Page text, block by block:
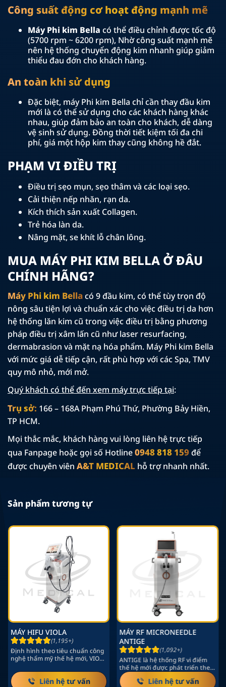
Công suất động cơ hoạt động mạnh mẽ
Máy Phi kim Bella có thể điều chỉnh được tốc độ
(5700 rpm ~ 6200 rpm), Nhờ công suất mạnh mẽ
nên hệ thống chuyển động kim nhanh giúp giảm
thiểu đau đớn cho khách hàng.
An toàn khi sử dụng
Đặc biệt, máy Phi kim Bella chỉ cần thay đầu kim
mới là có thể sử dụng cho các khách hàng khác
nhau, giúp đảm bảo an toàn cho khách, dễ dàng
vệ sinh sử dụng. Đồng thời tiết kiệm tối đa chi
phí, giá một hộp kim thay cũng không hề đắt.
PHẠM VI ĐIỀU TRỊ
Điều trị sẹo mụn, sẹo thâm và các loại sẹo.
Cải thiện nếp nhăn, rạn da.
Kích thích sản xuất Collagen.
Trẻ hóa làn da.
Nâng mặt, se khít lỗ chân lông.
MUA MÁY PHI KIM BELLA Ở ĐÂU
CHÍNH HÃNG?
Máy Phi kim Bellacó 9 đầu kim, có thể tùy trọn độ
nông sâu tiện lợi và chuẩn xác cho việc điều trị da hơn
hệ thống lăn kim cũ trong việc điều trị bằng phương
pháp điều trị xâm lấn cũ như laser resurfacing,
dermabrasion và mặt nạ hóa phẩm. Máy Phi kim Bella
với mức giá dễ tiếp cận, rất phù hợp với các Spa, TMV
quy mô nhỏ, mới mở.
Quý khách có thể đến xem máy trực tiếp tại:
Trụ sở: 166 – 168A Phạm Phú Thứ, Phường Bảy Hiền,
TP HCM.
Mọi thắc mắc, khách hàng vui lòng liên hệ trực tiếp
qua Fanpage hoặc gọi số Hotline0948 818 159để
được chuyên viên A&T MEDICAL hỗ trợ nhanh nhất.
Sản phẩm tương tự
MÁY HIFU VIOLA
(1,195+)
Định hình theo tiêu chuẩn công
nghệ thẩm mỹ thế hệ mới, VIOLA
Liên hệ tư vấn
MÁY RF MICRONEEDLE
ANTIGE
(1,092+)
ANTIGE là hệ thống RF vi điểm
thế hệ mới được phát triển theo
định hướng tái…
Liên hệ tư vấn